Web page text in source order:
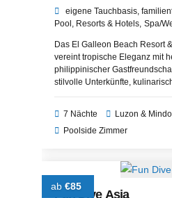
eigene Tauchbasis
Pool Resorts & Hotels Spa/
Das El Galleon Beach Resort
vereint tropische Eleganz mit
philippinischer
stilvolle Unterkünfte,
Meer und ein vielfältiges
Ausgangspunkt für
ein echtes Paradies auf
7 Nächte
Luzon &
Poolside Zimmer
ab €85
Fun Dive Asia